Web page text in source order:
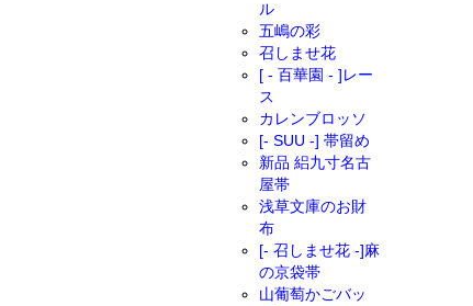
ル
五嶋の彩
召しませ花
[ - 百華園 - ]レー
ス
カレンブロッソ
[- SUU -] 帯留め
新品 絽九寸名古
屋帯
浅草文庫のお財
布
[- 召しませ花 -]麻
の京袋帯
山葡萄かごバッ